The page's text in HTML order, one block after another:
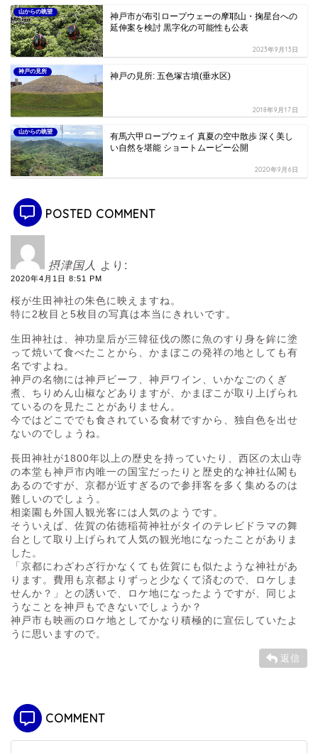
山からの眺望
神戸市が布引ロープウェーの摩耶山・掬星台への
延伸案を検討 黒字化の可能性も公表
2023年9月13日
神戸の見所 神戸の見所: 五色塚古墳(垂水区)
2018年9月17日
山からの眺望
有馬六甲ロープウェイ 真夏の空中散歩 深く美し
い自然を堪能 ショートムービー公開
2020年9月6日
POSTED COMMENT
摂津国人 より:
2020年4月1日 8:51 PM
桜が生田神社の朱色に映えますね。
特に2枚目と5枚目の写真は本当にきれいです。
生田神社は、神功皇后が三韓征伐の際に魚のすり身を鉾に塗
って焼いて食べたことから、かまぼこの発祥の地としても有
名ですよね。
神戸の名物には神戸ビーフ、神戸ワイン、いかなごのくぎ
煮、ちりめん山椒などありますが、かまぼこが取り上げられ
ているのを見たことがありません。
今ではどこででも食されている食材ですから、独自色を出せ
ないのでしょうね。
長田神社が1800年以上の歴史を持っていたり、西区の太山寺
の本堂も神戸市内唯一の国宝だったりと歴史的な神社仏閣も
あるのですが、京都が近すぎるので参拝客を多く集めるのは
難しいのでしょう。
相楽園も外国人観光客には人気のようです。
そういえば、佐賀の佑徳稲荷神社がタイのテレビドラマの舞
台として取り上げられて人気の観光地になったことがありま
した。
「京都にわざわざ行かなくても佐賀にも似たような神社があ
ります。費用も京都よりずっと少なくて済むので、ロケしま
せんか？」との誘いで、ロケ地になったようですが、同じよ
うなことを神戸もできないでしょうか？
神戸市も映画のロケ地としてかなり積極的に宣伝していたよ
うに思いますので。
返信
COMMENT